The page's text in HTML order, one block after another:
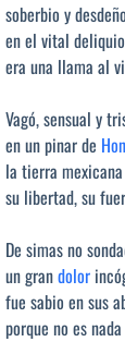
soberbio y
en el vital
era una llama al
Vagó, sensual y
en un pinar de
la tierra
su libertad, su
De simas no
un grandolor
fue sabio en sus
porque no es